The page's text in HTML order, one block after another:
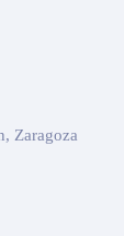
Zaragoza